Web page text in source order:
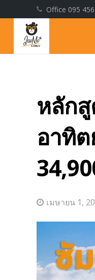
Office 095
หลักสู
อาทิต
เมษายน 1,